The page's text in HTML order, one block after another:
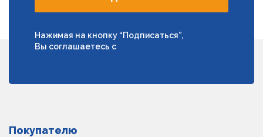
Нажимая на кнопку “Подписаться”,
Вы соглашаетесь с
Покупателю